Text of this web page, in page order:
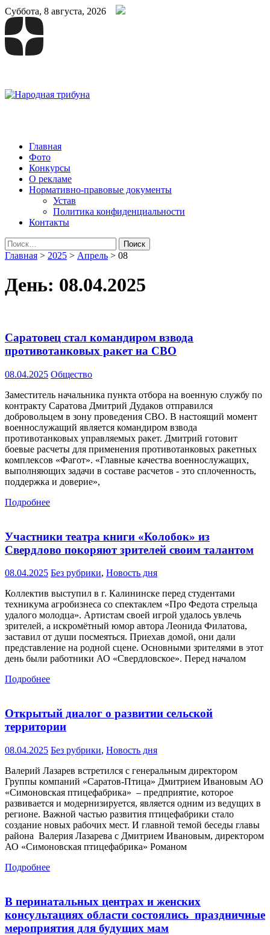
Суббота, 8 августа, 2026
Народная трибуна
Калининская районная газета
Главная
Фото
Конкурсы
О рекламе
Нормативно-правовые документы
Устав
Политика конфиденциальности
Контакты
Найти:
Главная > 2025 > Апрель > 08
День: 08.04.2025
Саратовец стал командиром взвода
противотанковых ракет на СВО
08.04.2025 Общество
Заместитель начальника пункта отбора на военную службу по
контракту Саратова Дмитрий Дудаков отправился
добровольцем в зону проведения СВО. В настоящий момент
военнослужащий является командиром взвода
противотанковых управляемых ракет. Дмитрий готовит
боевые расчеты для применения противотанковых ракетных
комплексов «Фагот». «Главные качества военнослужащих,
выполняющих задачи в составе расчетов - это сплоченность,
поддержка и доверие»,
Подробнее
Участники театра книги «Колобок» из
Свердлово покоряют зрителей своим талантом
08.04.2025 Без рубрики, Новость дня
Коллектив выступил в г. Калининске перед студентами
техникума агробизнеса со спектаклем «Про Федота стрельца
удалого молодца». Артистам своей игрой удалось увлечь
зрителей, а искромётный юмор автора Леонида Филатова,
заставил от души посмеяться. Приехав домой, они дали
представление на родной сцене. Основными зрителями в этот
день были работники АО «Свердловское». Перед началом
Подробнее
Открытый диалог о развитии сельской
территории
08.04.2025 Без рубрики, Новость дня
Валерий Лазарев встретился с генеральным директором
Группы компаний «Саратов-Птица» Дмитрием Ивановым АО
«Симоновская птицефабрика» – предприятие, которое
развивается и модернизируется, является одним из ведущих в
регионе. Важной частью развития птицефабрики стало
создание новых рабочих мест. И главной темой беседы главы
района Валерия Лазарева с Дмитрием Ивановым, директором
АО «Симоновская птицефабрика» Романом
Подробнее
В перинатальных центрах и женских
консультациях области состоялись праздничные
мероприятия для будущих мам